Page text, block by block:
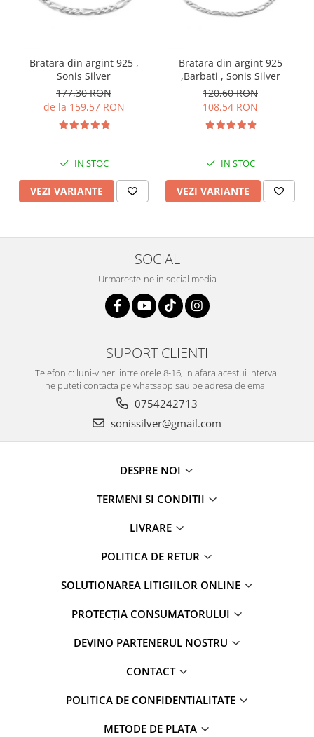
Bratara din argint 925 ,
Sonis Silver
177,30 RON
de la 159,57 RON
IN STOC
VEZI VARIANTE
Bratara din argint 925
,Barbati , Sonis Silver
120,60 RON
108,54 RON
IN STOC
VEZI VARIANTE
SOCIAL
Urmareste-ne in social media
SUPORT CLIENTI
Telefonic: luni-vineri intre orele 8-16, in afara acestui interval
ne puteti contacta pe whatsapp sau pe adresa de email
0754242713
sonissilver@gmail.com
DESPRE NOI
TERMENI SI CONDITII
LIVRARE
POLITICA DE RETUR
SOLUTIONAREA LITIGIILOR ONLINE
PROTECȚIA CONSUMATORULUI
DEVINO PARTENERUL NOSTRU
CONTACT
POLITICA DE CONFIDENTIALITATE
METODE DE PLATA